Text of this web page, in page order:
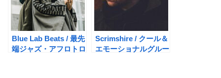
Blue Lab Beats / 最先
端ジャズ・アフロトロ
Scrimshire / クール＆
エモーショナルグルー